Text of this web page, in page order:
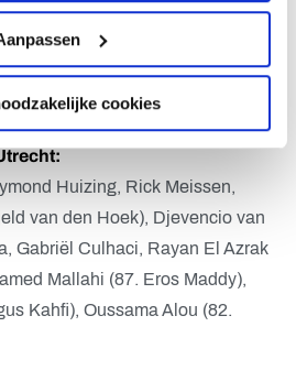
cookies
Yael Liesdek (Telstar).
Hensgens.
Huizing, Rick Meissen,
van den Hoek), Djevencio van
Gabriël Culhaci, Rayan El Azrak
Mallahi (87. Eros Maddy),
Kahfi), Oussama Alou (82.